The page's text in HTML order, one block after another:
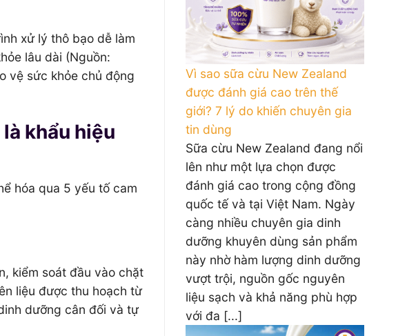
xử lý thô bạo dễ làm
lâu dài (Nguồn:
vệ sức khỏe chủ động
khẩu hiệu
hóa qua 5 yếu tố cam
kiểm soát đầu vào chặt
liệu được thu hoạch từ
dưỡng cân đối và tự
Vì sao sữa cừu New Zealand
được đánh giá cao trên thế
giới? 7 lý do khiến chuyên gia
tin dùng
Sữa cừu New Zealand đang nổi
lên như một lựa chọn được
đánh giá cao trong cộng đồng
quốc tế và tại Việt Nam. Ngày
càng nhiều chuyên gia dinh
dưỡng khuyên dùng sản phẩm
này nhờ hàm lượng dinh dưỡng
vượt trội, nguồn gốc nguyên
liệu sạch và khả năng phù hợp
với đa [...]